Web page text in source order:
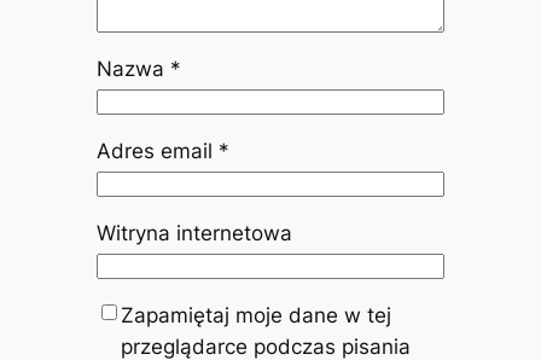
Nazwa *
Adres email *
Witryna internetowa
Zapamiętaj moje dane w tej
przeglądarce podczas pisania